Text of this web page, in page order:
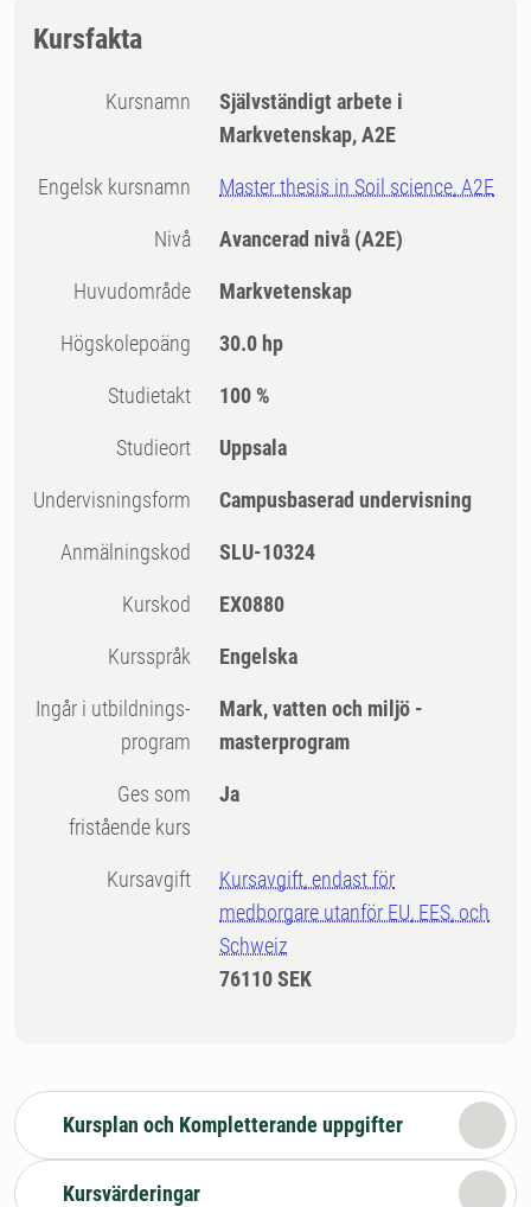
Kursfakta
Kursnamn
Självständigt arbete i
Markvetenskap, A2E
Engelsk kursnamn Master thesis in Soil science, A2E
Nivå Avancerad nivå (A2E)
Huvudområde Markvetenskap
högskolepoäng 30.0 hp
Studietakt 100 %
Studieort Uppsala
Undervisningsform Campusbaserad undervisning
Anmälningskod SLU-10324
Kurskod EX0880
Kursspråk Engelska
Ingår i utbildnings-
program
Mark, vatten och miljö -
masterprogram
Ges som
fristående kurs
Ja
Kursavgift
Kursavgift, endast för
medborgare utanför EU, EES, och
Schweiz
76110 SEK
Kursplan och Kompletterande uppgifter
Kursvärderingar